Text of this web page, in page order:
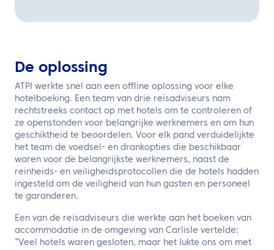
De oplossing
ATPI werkte snel aan een offline oplossing voor elke
hotelboeking. Een team van drie reisadviseurs nam
rechtstreeks contact op met hotels om te controleren of
ze openstonden voor belangrijke werknemers en om hun
geschiktheid te beoordelen. Voor elk pand verduidelijkte
het team de voedsel- en drankopties die beschikbaar
waren voor de belangrijkste werknemers, naast de
reinheids- en veiligheidsprotocollen die de hotels hadden
ingesteld om de veiligheid van hun gasten en personeel
te garanderen.
Een van de reisadviseurs die werkte aan het boeken van
accommodatie in de omgeving van Carlisle vertelde:
“Veel hotels waren gesloten, maar het lukte ons om met